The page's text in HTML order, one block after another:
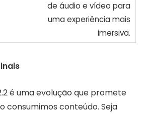
de áudio e vídeo para
uma experiência mais
imersiva.
é uma evolução que promete
consumimos conteúdo. Seja